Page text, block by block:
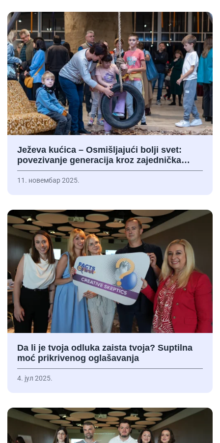
Ježeva kućica – Osmišljajući bolji svet:
povezivanje generacija kroz zajednička…
11. новембар 2025.
Da li je tvoja odluka zaista tvoja? Suptilna
moć prikrivenog oglašavanja
4. јул 2025.